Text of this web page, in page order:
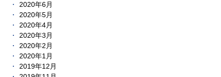
2020年6月
2020年5月
2020年4月
2020年3月
2020年2月
2020年1月
2019年12月